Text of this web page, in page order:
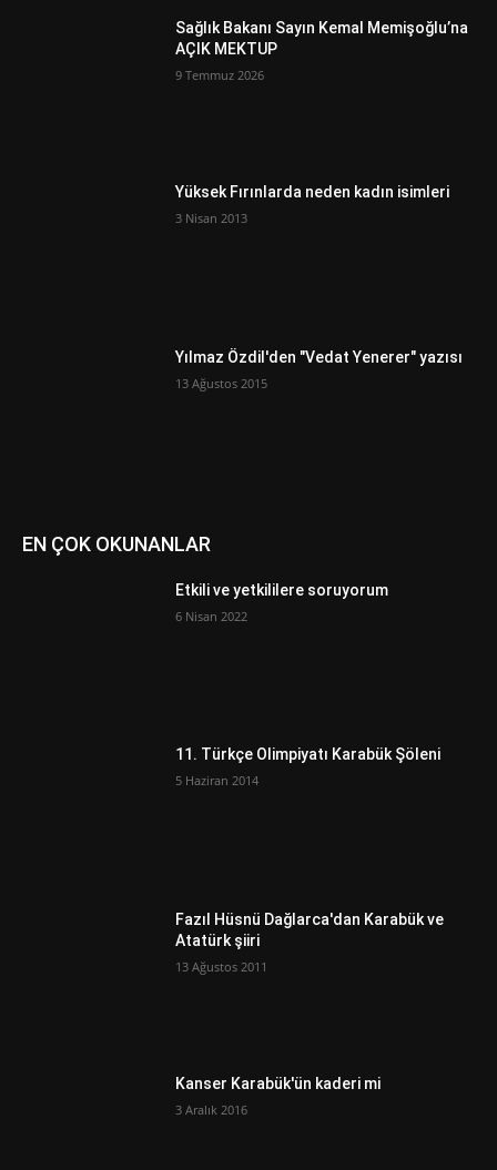
Sağlık Bakanı Sayın Kemal Memişoğlu’na
AÇIK MEKTUP
9 Temmuz 2026
Yüksek Fırınlarda neden kadın isimleri
3 Nisan 2013
Yılmaz Özdil'den "Vedat Yenerer" yazısı
13 Ağustos 2015
EN ÇOK OKUNANLAR
Etkili ve yetkililere soruyorum
6 Nisan 2022
11. Türkçe Olimpiyatı Karabük Şöleni
5 Haziran 2014
Fazıl Hüsnü Dağlarca'dan Karabük ve
Atatürk şiiri
13 Ağustos 2011
Kanser Karabük'ün kaderi mi
3 Aralık 2016